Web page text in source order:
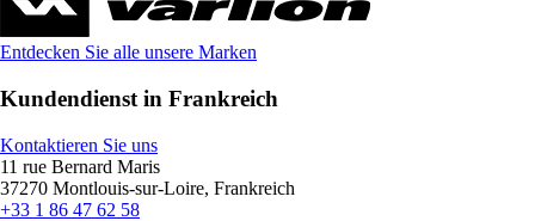
Entdecken Sie alle unsere Marken
Kundendienst in Frankreich
Kontaktieren Sie uns
11 rue Bernard Maris
37270 Montlouis-sur-Loire, Frankreich
+33 1 86 47 62 58